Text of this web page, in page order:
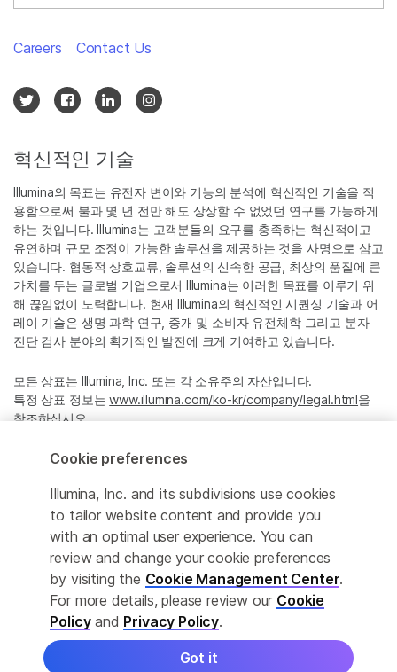
정확한 번역을 제공하고자 합당한 노력을 기울였으나, 자동 번역은
완벽하지 않으며, 그 목적 또한 원문을 대체하기 위함이 아닙니다. 공
식 콘텐츠는 영문 버전의 원문 콘텐츠임을 참고 부탁드립니다.
혁신적인 기술
Illumina의 목표는 유전자 변이와 기능의 분석에 혁신적인 기술을 적
용함으로써 불과 몇 년 전만 해도 상상할 수 없었던 연구를 가능하게
하는 것입니다. Illumina는 고객분들의 요구를 충족하는 혁신적이고
유연하며 규모 조정이 가능한 솔루션을 제공하는 것을 사명으로 삼고
있습니다. 협동적 상호교류, 솔루션의 신속한 공급, 최상의 품질에 큰
가치를 두는 글로벌 기업으로서 Illumina는 이러한 목표를 이루기 위
해 끊임없이 노력합니다. 현재 Illumina의 혁신적인 시퀀싱 기술과 어
레이 기술은 생명 과학 연구, 중개 및 소비자 유전체학 그리고 분자
진단 검사 분야의 획기적인 발전에 크게 기여하고 있습니다.
모든 상표는 Illumina, Inc. 또는 각 소유주의 자산입니다.
특정 상표 정보는www.illumina.com/ko-kr/company/legal.html을
참조하십시오.
Privacy Policy
Careers Contact Us
© 2026 Illumina, Inc. All rights reserved.
Cookie preferences
Illumina, Inc. and its subdivisions use cookies
to tailor website content and provide you
with an optimal user experience. You can
review and change your cookie preferences
by visiting the Cookie Management Center.
For more details, please review our Cookie
Policyand Privacy Policy.
Got it